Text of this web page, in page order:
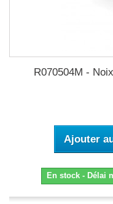
R070504M -
Ajouter
En stock - Délai